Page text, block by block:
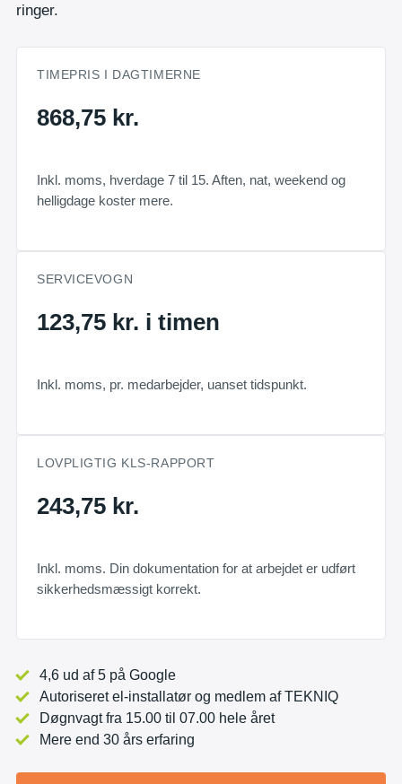
ringer.
TIMEPRIS I DAGTIMERNE
868,75 kr.
Inkl. moms, hverdage 7 til 15. Aften, nat, weekend og
helligdage koster mere.
SERVICEVOGN
123,75 kr. i timen
Inkl. moms, pr. medarbejder, uanset tidspunkt.
LOVPLIGTIG KLS-RAPPORT
243,75 kr.
Inkl. moms. Din dokumentation for at arbejdet er udført
sikkerhedsmæssigt korrekt.
4,6 ud af 5 på Google
Autoriseret el-installatør og medlem af TEKNIQ
Døgnvagt fra 15.00 til 07.00 hele året
Mere end 30 års erfaring